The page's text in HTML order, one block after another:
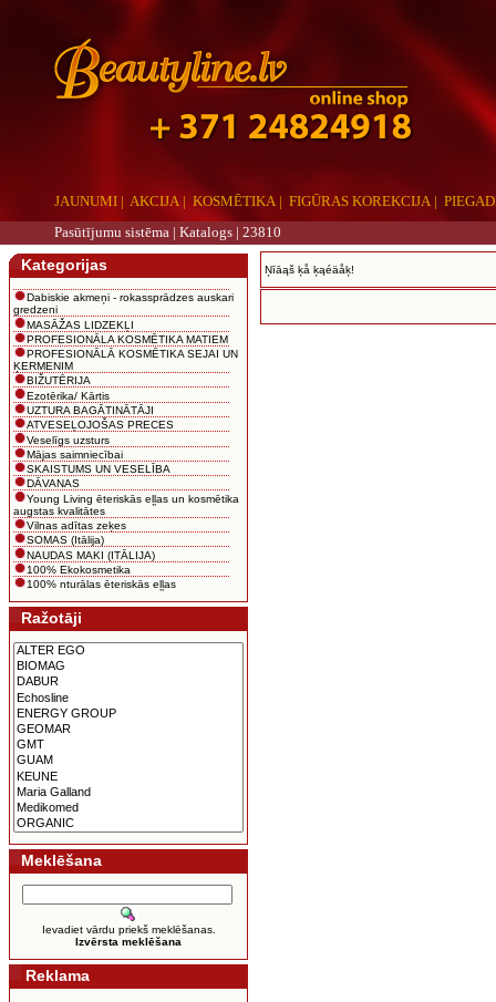
JAUNUMI | AKCIJA | KOSMĒTIKA | FIGŪRAS KOREKCIJA|
Pasūtījumu sistēma | Katalogs | 23810
Kategorijas
Dabiskie akmeņi - rokassprādzes auskari
gredzeni
MASĀŽAS LIDZEKĻI
PROFESIONĀLA KOSMĒTIKA MATIEM
PROFESIONĀLĀ KOSMĒTIKA SEJAI UN
ĶERMENIM
BIŽUTĒRIJA
Ezotērika/ Kārtis
UZTURA BAGĀTINĀTĀJI
ATVESEĻOJOŠAS PRECES
Veselīgs uzsturs
Mājas saimniecībai
SKAISTUMS UN VESELĪBA
DĀVANAS
Young Living ēteriskās eļļas un kosmētika
augstas kvalitātes
Vilnas adītas zeķes
SOMAS (Itālija)
NAUDAS MAKI (ITĀLIJA)
100% Ekokosmetika
100% nturālas ēteriskās eļļas
Ražotāji
Meklēšana
Ievadiet vārdu priekš meklēšanas.
Izvērsta meklēšana
Reklama
Ņīāąš ķå ķąéäåķ!